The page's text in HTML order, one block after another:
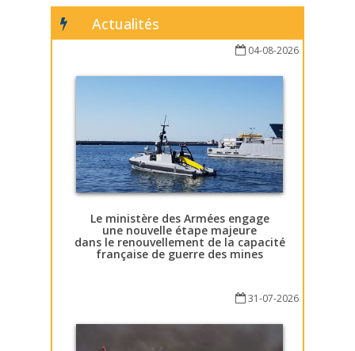
Actualités
04-08-2026
Le ministère des Armées engage
une nouvelle étape majeure
dans le renouvellement de la capacité
française de guerre des mines
31-07-2026